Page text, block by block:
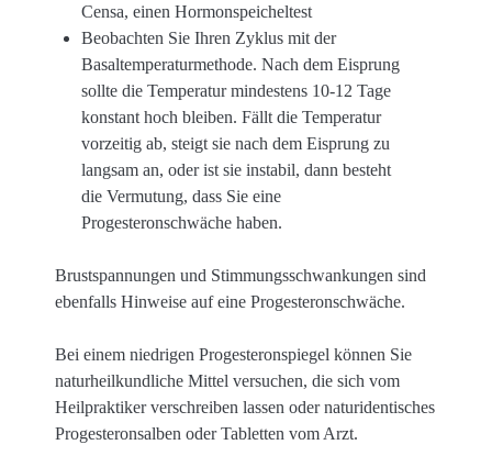
Censa, einen Hormonspeicheltest
Beobachten Sie Ihren Zyklus mit der
Basaltemperaturmethode. Nach dem Eisprung
sollte die Temperatur mindestens 10-12 Tage
konstant hoch bleiben. Fällt die Temperatur
vorzeitig ab, steigt sie nach dem Eisprung zu
langsam an, oder ist sie instabil, dann besteht
die Vermutung, dass Sie eine
Progesteronschwäche haben.
Brustspannungen und Stimmungsschwankungen sind
ebenfalls Hinweise auf eine Progesteronschwäche.
Bei einem niedrigen Progesteronspiegel können Sie
naturheilkundliche Mittel versuchen, die sich vom
Heilpraktiker verschreiben lassen oder naturidentisches
Progesteronsalben oder Tabletten vom Arzt.